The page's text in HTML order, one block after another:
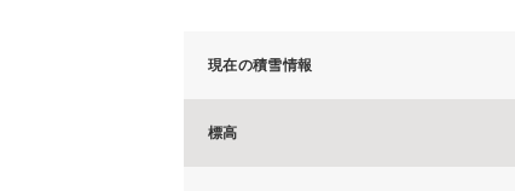
現在の積雪情報
標高